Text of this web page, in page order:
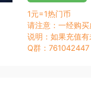
1元=1热门币
请注意：一经购买
说明：如果充值
Q群：761042447